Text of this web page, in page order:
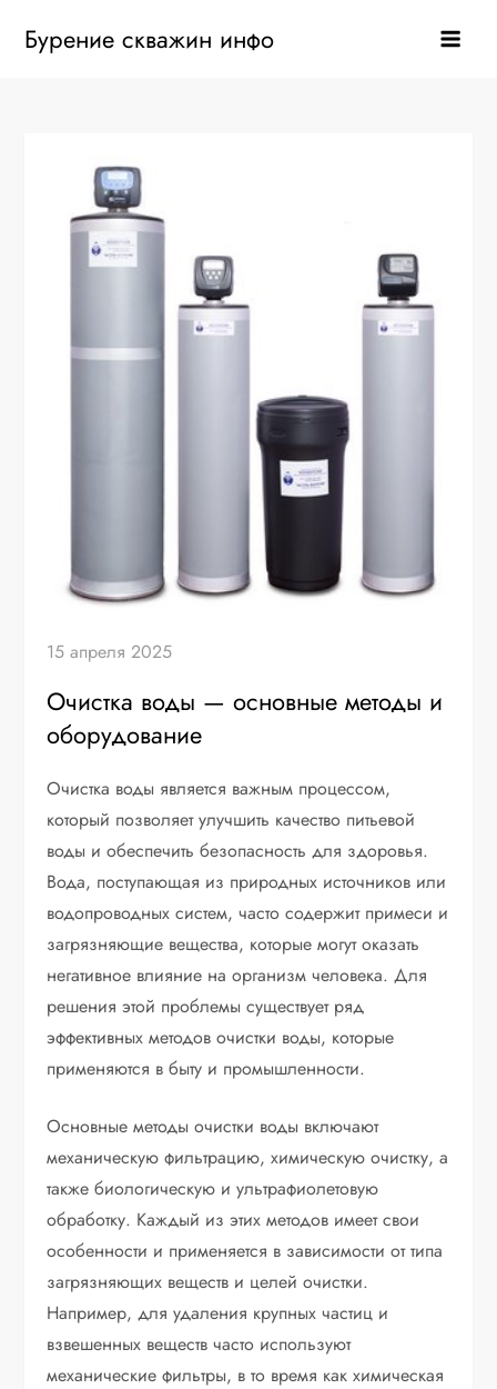
Бурение скважин инфо
15 апреля 2025
Очистка воды — основные методы и
оборудование
Очистка воды является важным процессом,
который позволяет улучшить качество питьевой
воды и обеспечить безопасность для здоровья.
Вода, поступающая из природных источников или
водопроводных систем, часто содержит примеси и
загрязняющие вещества, которые могут оказать
негативное влияние на организм человека. Для
решения этой проблемы существует ряд
эффективных методов очистки воды, которые
применяются в быту и промышленности.
Основные методы очистки воды включают
механическую фильтрацию, химическую очистку, а
также биологическую и ультрафиолетовую
обработку. Каждый из этих методов имеет свои
особенности и применяется в зависимости от типа
загрязняющих веществ и целей очистки.
Например, для удаления крупных частиц и
взвешенных веществ часто используют
механические фильтры, в то время как химическая